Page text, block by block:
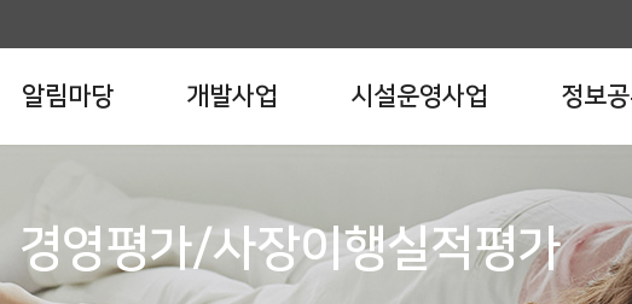
알림마당 개발사업 시설운영사업 정보
경영평가/사장이행실적평가